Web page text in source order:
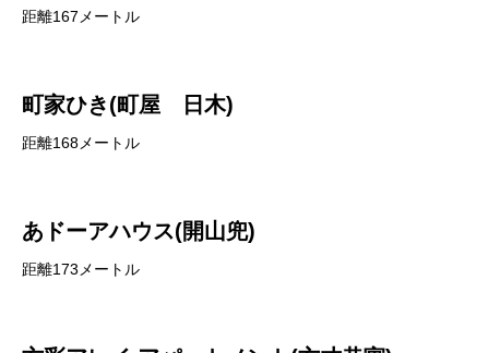
距離167メートル
町家ひき(町屋 日木)
距離168メートル
あドーアハウス(開山兜)
距離173メートル